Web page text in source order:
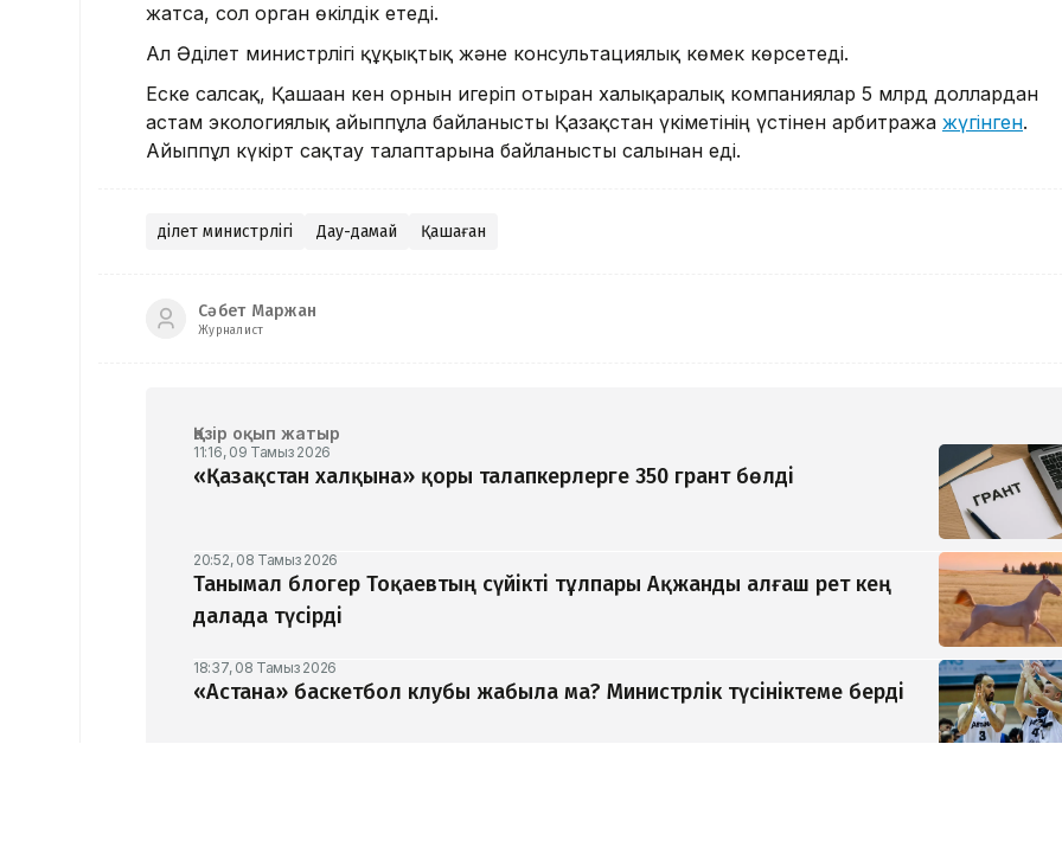
жатса, сол орган өкілдік етеді.
Ал Әділет министрлігі құқықтық және консультациялық көмек көрсетеді.
Еске салсақ, Қашаған кен орнын игеріп отырған халықаралық компаниялар 5 млрд доллардан
астам экологиялық айыппұлға байланысты Қазақстан үкіметінің үстінен арбитражға жүгінген.
Айыппұл күкірт сақтау талаптарына байланысты салынған еді.
Әділет министрлігі Дау-дамай Қашаған
Сәбет Маржан
Журналист
Қазір оқып жатыр
11:16, 09 Тамыз 2026
«Қазақстан халқына» қоры талапкерлерге 350 грант бөлді
20:52, 08 Тамыз 2026
Танымал блогер Тоқаевтың сүйікті тұлпары Ақжанды алғаш рет кең
далада түсірді
18:37, 08 Тамыз 2026
«Астана» баскетбол клубы жабыла ма? Министрлік түсініктеме берді